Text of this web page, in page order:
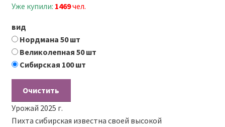
Уже купили: 1469чел.
вид
Нордмана 50 шт
Великолепная 50 шт
Сибирская 100 шт
Очистить
Урожай 2025 г.
Пихта сибирская известна своей высокой